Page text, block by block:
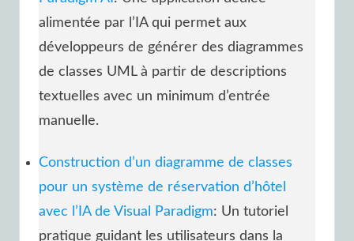
alimentée par l’IA qui permet aux
développeurs de générer des diagrammes
de classes UML à partir de descriptions
textuelles avec un minimum d’entrée
manuelle.
Construction d’un diagramme de classes
pour un système de réservation d’hôtel
avec l’IA de Visual Paradigm: Un tutoriel
pratique guidant les utilisateurs dans la